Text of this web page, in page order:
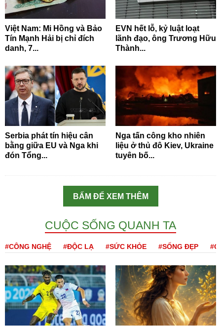
Việt Nam: Mi Hồng và Bảo
Tín Mạnh Hải bị chỉ đích
danh, 7...
EVN hết lỗ, kỷ luật loạt
lãnh đạo, ông Trương Hữu
Thành...
Serbia phát tín hiệu cân
bằng giữa EU và Nga khi
đón Tổng...
Nga tấn công kho nhiên
liệu ở thủ đô Kiev, Ukraine
tuyên bố...
BẤM ĐỂ XEM THÊM
CUỘC SỐNG QUANH TA
#CÔNG NGHỆ #ĐỘC LẠ #SỨC KHỎE #SỐNG ĐẸP